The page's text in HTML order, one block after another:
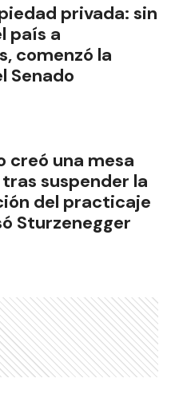
privada: sin
país a
comenzó la
Senado
creó una mesa
suspender la
del practicaje
Sturzenegger